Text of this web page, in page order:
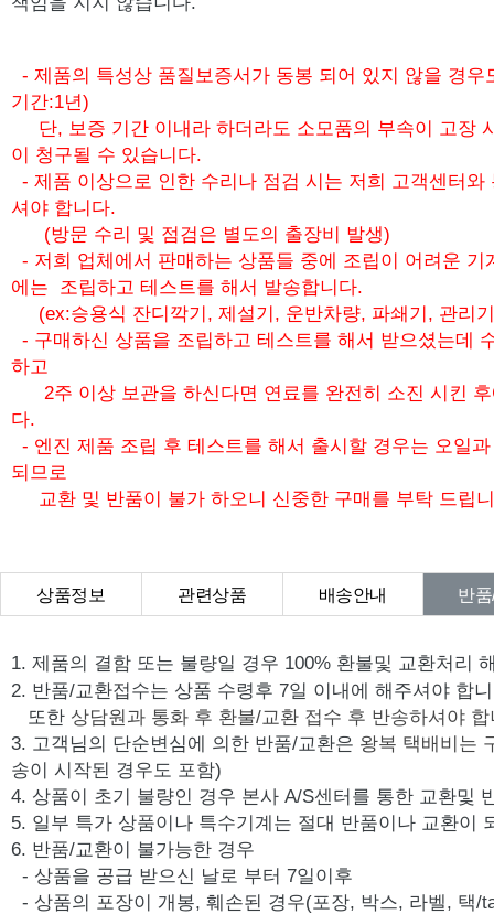
- 제품의 특성상 품질보증서가 동봉 되어 있지 않을 경우
기간:1년)
단, 보증 기간 이내라 하더라도 소모품의 부속이 고장
이 청구될 수 있습니다.
- 제품 이상으로 인한 수리나 점검 시는 저희 고객센터와
셔야 합니다.
(방문 수리 및 점검은 별도의 출장비 발생)
- 저희 업체에서 판매하는 상품들 중에 조립이 어려운 기
에는 조립하고 테스트를 해서 발송합니다.
(ex:승용식 잔디깍기, 제설기, 운반차량, 파쇄기, 관리
- 구매하신 상품을 조립하고 테스트를 해서 받으셨는데
하고
2주 이상 보관을 하신다면 연료를 완전히 소진 시킨 후
다.
- 엔진 제품 조립 후 테스트를 해서 출시할 경우는 오일
되므로
교환 및 반품이 불가 하오니 신중한 구매를 부탁 드립
상품정보 관련상품 배송안내 반
1. 제품의 결함 또는 불량일 경우 100% 환불및 교환처리
2. 반품/교환접수는 상품 수령후 7일 이내에 해주셔야 합
또한 상담원과 통화 후 환불/교환 접수 후 반송하셔야
3. 고객님의 단순변심에 의한 반품/교환은 왕복 택배비는
송이 시작된 경우도 포함)
4. 상품이 초기 불량인 경우 본사 A/S센터를 통한 교환및
5. 일부 특가 상품이나 특수기계는 절대 반품이나 교환이
6. 반품/교환이 불가능한 경우
- 상품을 공급 받으신 날로 부터 7일이후
- 상품의 포장이 개봉, 훼손된 경우(포장, 박스, 라벨, 택/